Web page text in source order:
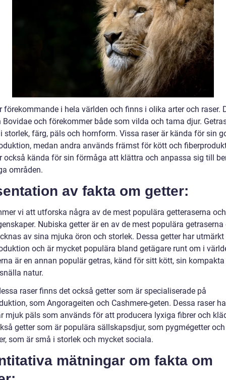
förekommande i hela världen och finns i olika arter och raser.
och förekommer både som vilda och tama djur.
storlek, färg, päls och hornform. Vissa raser är kända för sin
medan andra används främst för kött och
också kända för sin förmåga att klättra och anpassa sig till
områden.
av fakta om getter:
vi att utforska några av de mest populära getteraserna
Nubiska getter är en av de mest populära getraserna
av sina mjuka öron och storlek. Dessa getter har utmärkt
och är mycket populära bland getägare runt om i
är en annan populär getras, känd för sitt kött, sin
natur.
raser finns det också getter som är specialiserade på
som Angorageiten och Cashmere-geten. Dessa raser
mjuk päls som används för att producera lyxiga fibrer och
getter som är populära sällskapsdjur, som pygmégetter och
som är små i storlek och mycket sociala.
mätningar om fakta om